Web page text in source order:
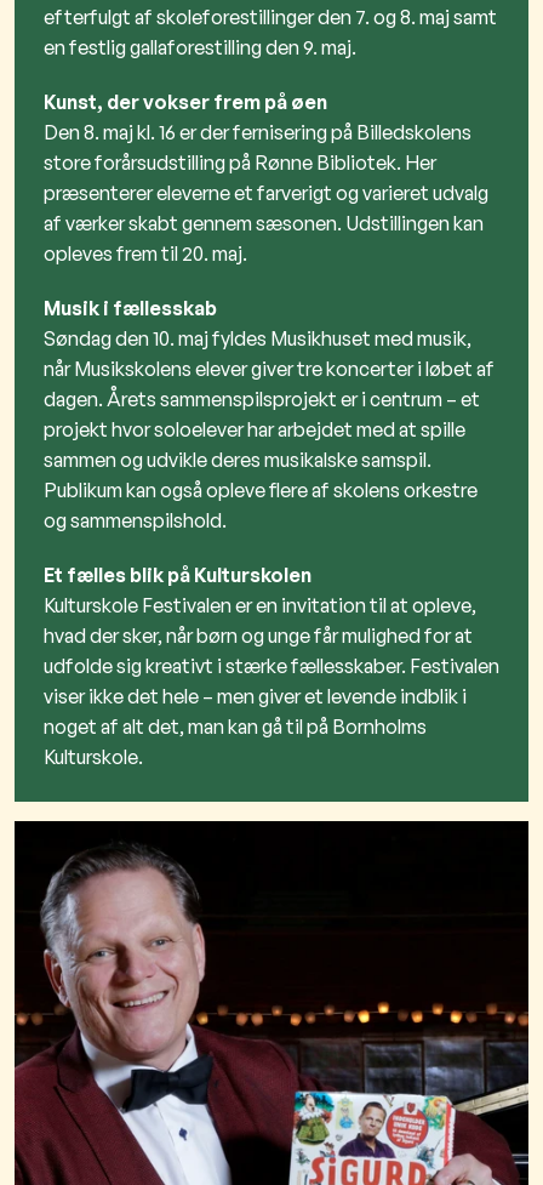
efterfulgt af skoleforestillinger den 7. og 8. maj samt
en festlig gallaforestilling den 9. maj.
Kunst, der vokser frem på øen
Den 8. maj kl. 16 er der fernisering på Billedskolens
store forårsudstilling på Rønne Bibliotek. Her
præsenterer eleverne et farverigt og varieret udvalg
af værker skabt gennem sæsonen. Udstillingen kan
opleves frem til 20. maj.
Musik i fællesskab
Søndag den 10. maj fyldes Musikhuset med musik,
når Musikskolens elever giver tre koncerter i løbet af
dagen. Årets sammenspilsprojekt er i centrum – et
projekt hvor soloelever har arbejdet med at spille
sammen og udvikle deres musikalske samspil.
Publikum kan også opleve flere af skolens orkestre
og sammenspilshold.
Et fælles blik på Kulturskolen
Kulturskole Festivalen er en invitation til at opleve,
hvad der sker, når børn og unge får mulighed for at
udfolde sig kreativt i stærke fællesskaber. Festivalen
viser ikke det hele – men giver et levende indblik i
noget af alt det, man kan gå til på Bornholms
Kulturskole.